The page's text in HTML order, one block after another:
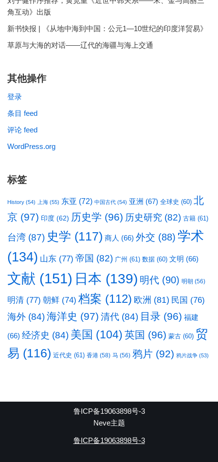
角互动》出版
新书快报 | 《从地中海到中国：公元1—10世纪的印度洋贸易》
草原与大海的对话——辽代的海疆与海上交通
其他操作
登录
条目 feed
评论 feed
WordPress.org
标签
History (54) 上海 (55) 东亚 (72) 中国古代 (54) 亚洲 (67) 全球史 (60) 北
京 (97) 印度 (62) 历史学 (96) 历史研究 (82) 古籍 (61)
台湾 (87) 史学 (117) 商人 (66) 外交 (88) 学术
(134) 山东 (77) 帝国 (82) 广州 (61) 数据 (60) 文明 (66)
文献 (151) 日本 (139) 明代 (90) 明朝 (56)
明清 (77) 朝鲜 (74) 档案 (112) 欧洲 (81) 民国 (76)
海外 (84)海洋史 (97) 清代 (84) 目录 (96) 福建
(66) 经济史 (84) 美国 (104) 英国 (96) 蒙古 (60) 贸
易 (116) 近代史 (61) 香港 (58) 马 (56) 鸦片 (92) 鸦片战争 (53)
鲁ICP备19063898号-3
Neve主题
鲁ICP备19063898号-3